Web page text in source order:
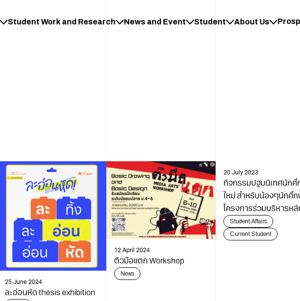
Student Work and Research News and Event Student About Us
25 June 2024
ละอ่อนหัด thesis exhibition
12 April 2024
ติวมือแตก Workshop
News
20 July 2023
กิจกรรมปฐมนิเทศนักศึ
ใหม่ สำหรับน้องๆนักศึก
โครงการร่วมบริหารหลั
สูตรฯ ปีการศึกษา 2566
Student Affairs
Current Student